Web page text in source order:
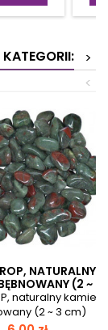
>
<
NATURALNY
(2 ~ 3
CM)
naturalny kamień
(2 ~ 3 cm)
kamienie